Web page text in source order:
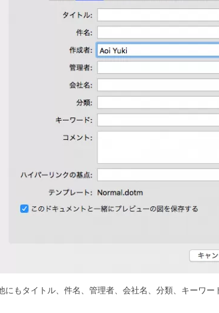
にもタイトル、件名、管理者、会社名、分類、キーワー